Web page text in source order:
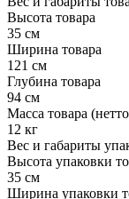
Высота товара
35 см
Ширина товара
121 см
Глубина товара
94 см
Масса товара
12 кг
Вес и габариты
Высота упаковки
35 см
Ширина упаковки